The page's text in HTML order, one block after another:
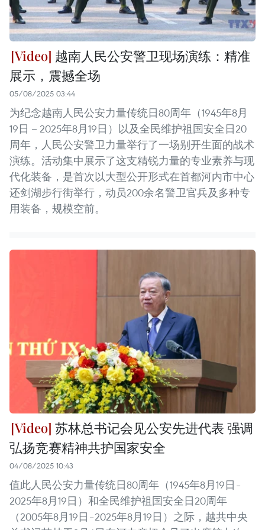
越南人民公安警卫现场演练：精准
展示，震撼全场
05/08/2025 03:44
为纪念越南人民公安力量传统日80周年（1945年8月
19日－2025年8月19日）以及全民维护祖国安全日20
周年，人民公安警卫力量举行了一场别开生面的战术
演练。活动集中展示了这支精锐力量的专业素养与现
代化装备，是首次以大型公开形式在首都河内市中心
还剑湖步行街举行，动员200余名警卫官兵及多种专
用装备，规模空前。
苏林总书记会见公安先进代表 强调
弘扬竞赛精神共护国家安全
04/08/2025 10:43
值此人民公安力量传统日80周年（1945年8月19日–
2025年8月19日）和全民维护祖国安全日20周年
（2005年8月19日–2025年8月19日）之际，越共中央